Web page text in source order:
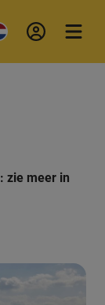
zie meer in